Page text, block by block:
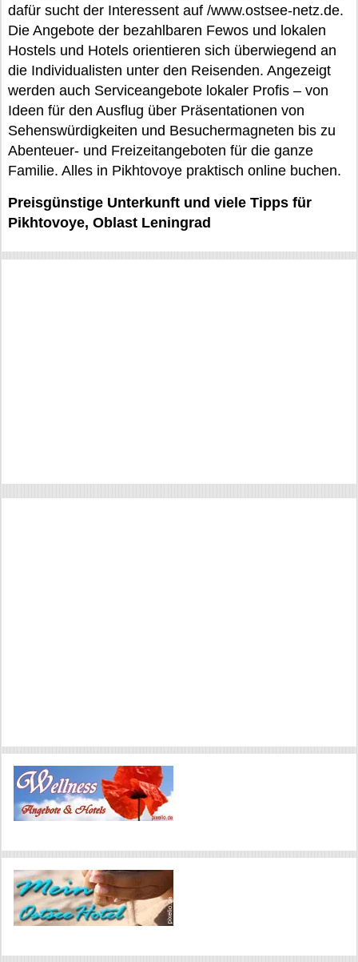
dafür sucht der Interessent auf /www.ostsee-netz.de.
Die Angebote der bezahlbaren Fewos und lokalen
Hostels und Hotels orientieren sich überwiegend an
die Individualisten unter den Reisenden. Angezeigt
werden auch Serviceangebote lokaler Profis – von
Ideen für den Ausflug über Präsentationen von
Sehenswürdigkeiten und Besuchermagneten bis zu
Abenteuer- und Freizeitangeboten für die ganze
Familie. Alles in Pikhtovoye praktisch online buchen.
Preisgünstige Unterkunft und viele Tipps für
Pikhtovoye, Oblast Leningrad